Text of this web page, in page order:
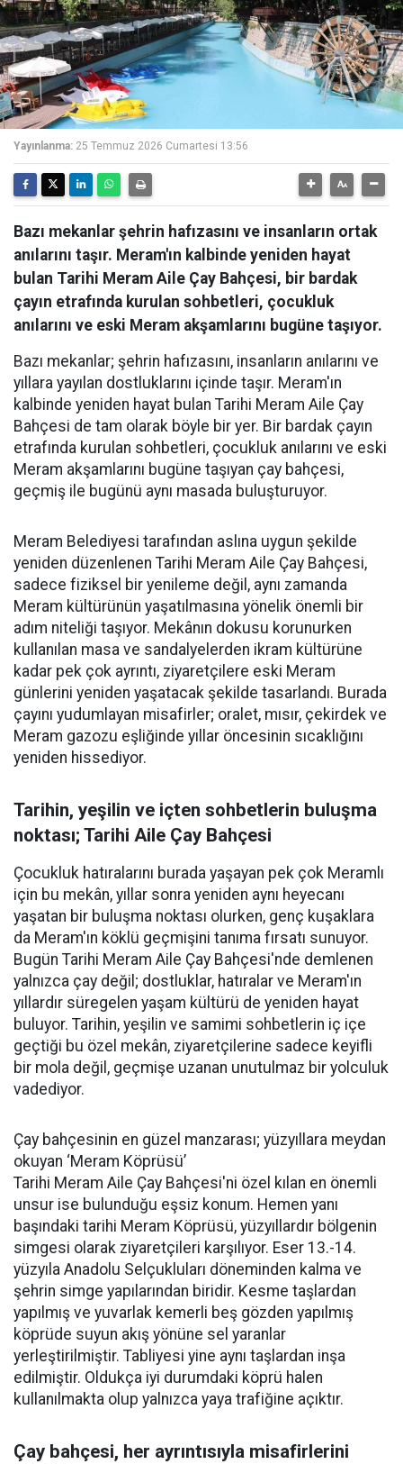
Yayınlanma: 25 Temmuz 2026 Cumartesi 13:56
Bazı mekanlar şehrin hafızasını ve insanların ortak
anılarını taşır. Meram'ın kalbinde yeniden hayat
bulan Tarihi Meram Aile Çay Bahçesi, bir bardak
çayın etrafında kurulan sohbetleri, çocukluk
anılarını ve eski Meram akşamlarını bugüne taşıyor.
Bazı mekanlar; şehrin hafızasını, insanların anılarını ve
yıllara yayılan dostluklarını içinde taşır. Meram'ın
kalbinde yeniden hayat bulan Tarihi Meram Aile Çay
Bahçesi de tam olarak böyle bir yer. Bir bardak çayın
etrafında kurulan sohbetleri, çocukluk anılarını ve eski
Meram akşamlarını bugüne taşıyan çay bahçesi,
geçmiş ile bugünü aynı masada buluşturuyor.
Meram Belediyesi tarafından aslına uygun şekilde
yeniden düzenlenen Tarihi Meram Aile Çay Bahçesi,
sadece fiziksel bir yenileme değil, aynı zamanda
Meram kültürünün yaşatılmasına yönelik önemli bir
adım niteliği taşıyor. Mekânın dokusu korunurken
kullanılan masa ve sandalyelerden ikram kültürüne
kadar pek çok ayrıntı, ziyaretçilere eski Meram
günlerini yeniden yaşatacak şekilde tasarlandı. Burada
çayını yudumlayan misafirler; oralet, mısır, çekirdek ve
Meram gazozu eşliğinde yıllar öncesinin sıcaklığını
yeniden hissediyor.
Tarihin, yeşilin ve içten sohbetlerin buluşma
noktası; Tarihi Aile Çay Bahçesi
Çocukluk hatıralarını burada yaşayan pek çok Meramlı
için bu mekân, yıllar sonra yeniden aynı heyecanı
yaşatan bir buluşma noktası olurken, genç kuşaklara
da Meram'ın köklü geçmişini tanıma fırsatı sunuyor.
Bugün Tarihi Meram Aile Çay Bahçesi'nde demlenen
yalnızca çay değil; dostluklar, hatıralar ve Meram'ın
yıllardır süregelen yaşam kültürü de yeniden hayat
buluyor. Tarihin, yeşilin ve samimi sohbetlerin iç içe
geçtiği bu özel mekân, ziyaretçilerine sadece keyifli
bir mola değil, geçmişe uzanan unutulmaz bir yolculuk
vadediyor.
Çay bahçesinin en güzel manzarası; yüzyıllara meydan
okuyan ‘Meram Köprüsü’
Tarihi Meram Aile Çay Bahçesi'ni özel kılan en önemli
unsur ise bulunduğu eşsiz konum. Hemen yanı
başındaki tarihi Meram Köprüsü, yüzyıllardır bölgenin
simgesi olarak ziyaretçileri karşılıyor. Eser 13.-14.
yüzyıla Anadolu Selçukluları döneminden kalma ve
şehrin simge yapılarından biridir. Kesme taşlardan
yapılmış ve yuvarlak kemerli beş gözden yapılmış
köprüde suyun akış yönüne sel yaranlar
yerleştirilmiştir. Tabliyesi yine aynı taşlardan inşa
edilmiştir. Oldukça iyi durumdaki köprü halen
kullanılmakta olup yalnızca yaya trafiğine açıktır.
Çay bahçesi, her ayrıntısıyla misafirlerini